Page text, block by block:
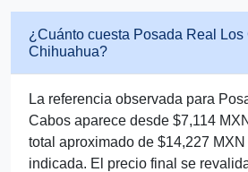
¿Cuánto cuesta Posada Real Los
Chihuahua?
La referencia observada para
Cabos aparece desde $7,114
total aproximado de $14,227
indicada. El precio final se